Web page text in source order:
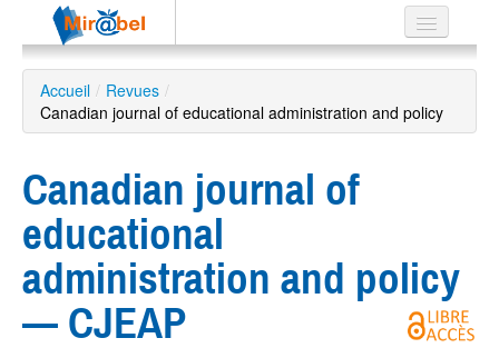
Le réseau
Soutien
Recherche
avancée
EN
Accueil / Revues /
Canadian journal of educational administration and policy
Canadian journal of
educational
administration and policy
— CJEAP